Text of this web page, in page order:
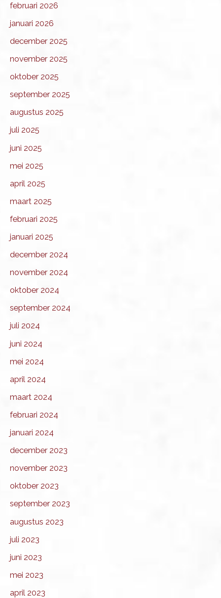
februari 2026
januari 2026
december 2025
november 2025
oktober 2025
september 2025
augustus 2025
juli 2025
juni 2025
mei 2025
april 2025
maart 2025
februari 2025
januari 2025
december 2024
november 2024
oktober 2024
september 2024
juli 2024
juni 2024
mei 2024
april 2024
maart 2024
februari 2024
januari 2024
december 2023
november 2023
oktober 2023
september 2023
augustus 2023
juli 2023
juni 2023
mei 2023
april 2023